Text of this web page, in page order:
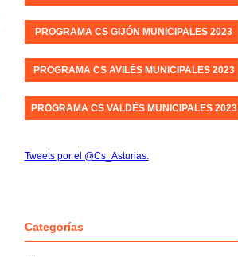
PROGRAMA CS GIJÓN MUNICIPALES 2023
PROGRAMA CS AVILÉS MUNICIPALES 2023
PROGRAMA CS VALDÉS MUNICIPALES 2023
Tweets por el @Cs_Asturias.
Categorías